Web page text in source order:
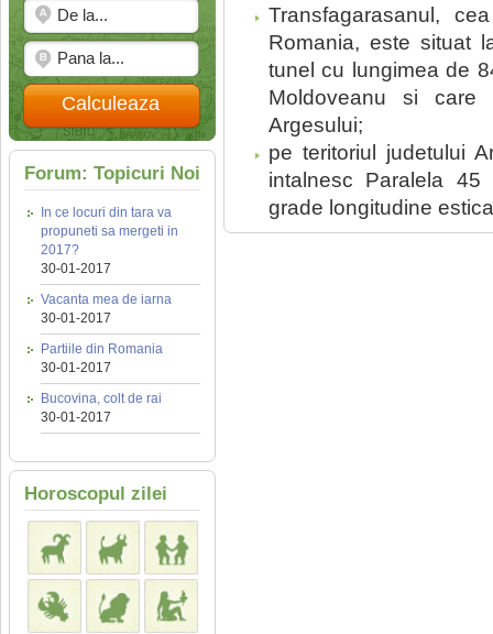
Calculeaza
Forum: Topicuri Noi
In ce locuri din tara va
propuneti sa mergeti in
2017?
30-01-2017
Vacanta mea de iarna
30-01-2017
Partiile din Romania
30-01-2017
Bucovina, colt de rai
30-01-2017
Horoscopul zilei
Transfagarasanul,
Romania, este situat
tunel cu lungimea de
Moldoveanu si
Argesului;
pe teritoriul judetului
intalnesc Paralela
grade longitudine